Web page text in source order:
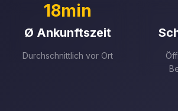
18min
Ø Ankunftszeit
Durchschnittlich vor Ort